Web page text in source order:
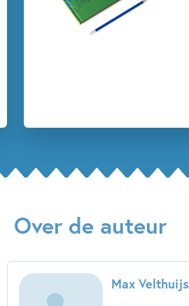
Zelfvertrouwen & weerbaarheid
Over de auteur
Max Velthuijs